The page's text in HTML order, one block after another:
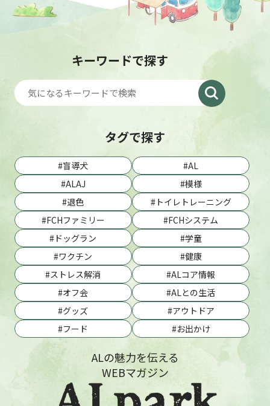
キーワードで探す
タグで探す
盲導犬
AL
ALAJ
模様
退色
トイレトレーニング
FCHファミリー
FCHシステム
ドッグラン
学童
ワクチン
健康
ストレス解消
ALコア情報
オフ会
ALとの生活
グッズ
アウトドア
フード
お出かけ
ALの魅力を伝える
WEBマガジン